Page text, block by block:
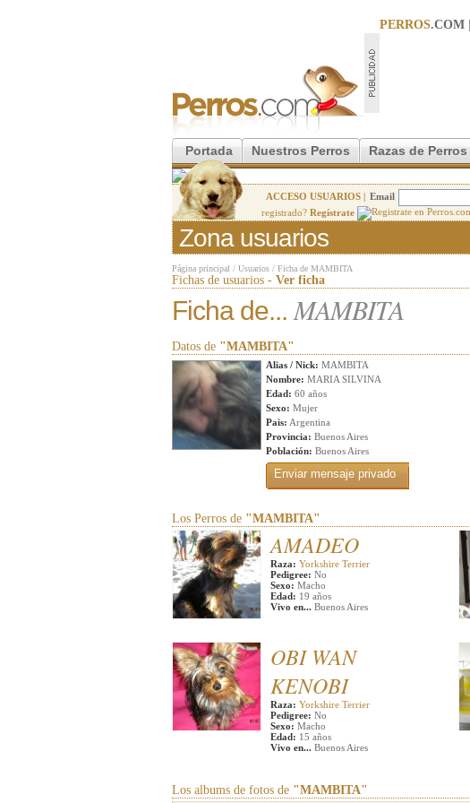
PERROS.COM
Portada Nuestros Perros Razas de Perros
ACCESO USUARIOS | Email
registrado? Regístrate
Zona usuarios
Página principal / Usuarios / Ficha de MAMBITA
Fichas de usuarios - Ver ficha
Ficha de... MAMBITA
Datos de "MAMBITA"
Alias / Nick: MAMBITA
Nombre: MARIA SILVINA
Edad: 60 años
Sexo: Mujer
Pais: Argentina
Provincia: Buenos Aires
Población: Buenos Aires
Los Perros de "MAMBITA"
AMADEO
Raza: Yorkshire Terrier
Pedigree: No
Sexo: Macho
Edad: 19 años
Vivo en... Buenos Aires
OBI WAN
KENOBI
Raza: Yorkshire Terrier
Pedigree: No
Sexo: Macho
Edad: 15 años
Vivo en... Buenos Aires
Los albums de fotos de "MAMBITA"